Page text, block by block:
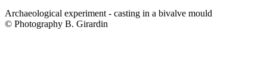
Archaeological experiment - casting in a bivalve mould
© Photography B. Girardin